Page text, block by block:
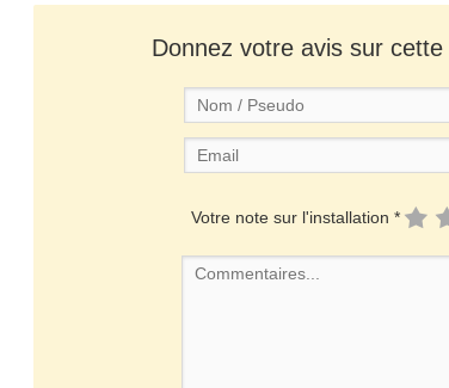
Donnez votre avis sur
Votre note sur l'installation *